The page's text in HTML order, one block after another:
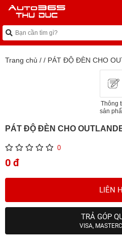
Trang chủ / / PÁT ĐỘ ĐÈN CHO
Thông
sản
PÁT ĐỘ ĐÈN CHO
0
0 đ
LIÊN
TRẢ GÓP
VISA,